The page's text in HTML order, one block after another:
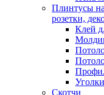
Плинтусы
розетки,
Клей
Скотчи